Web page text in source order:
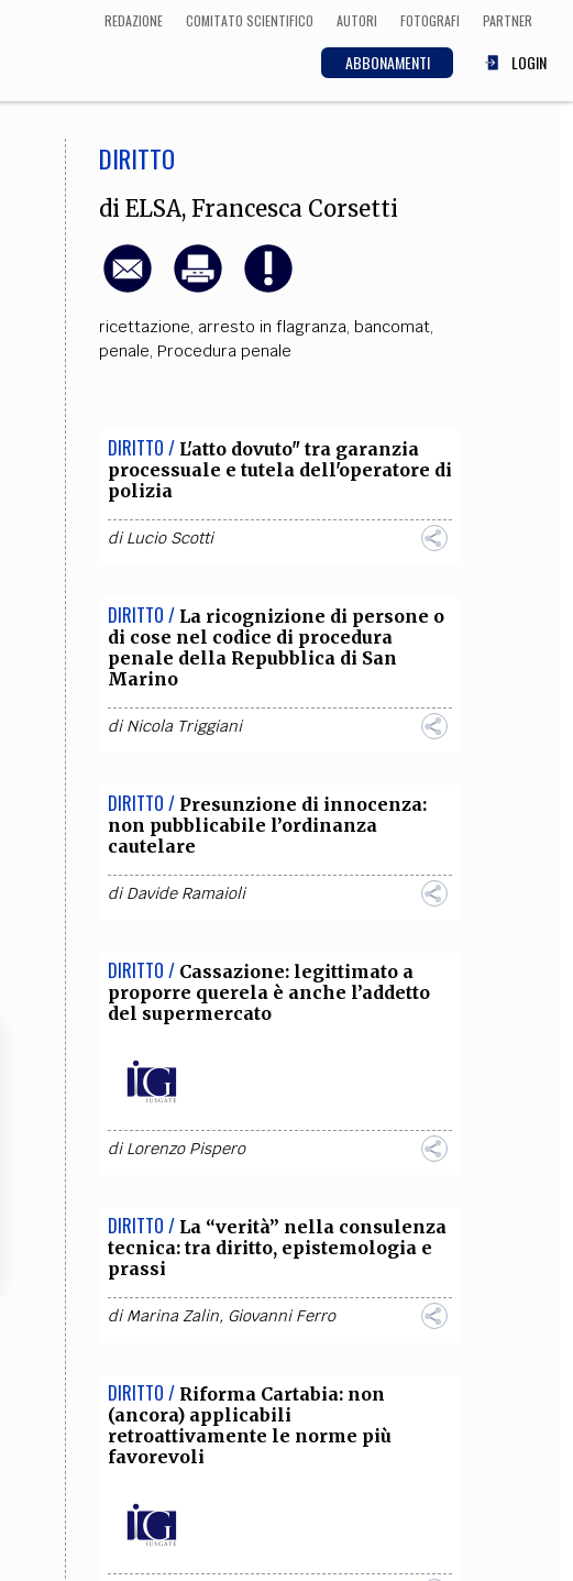
REDAZIONE COMITATO SCIENTIFICO AUTORI FOTOGRAFI PARTNER
ABBONAMENTI LOGIN
ECONOMIA
Matematica, Fisica,
Biologia, Cifrematica,
CULTURA
Arte, Cinema, Musica,
COLLABORA CON NOI
DIRITTO
di ELSA,Francesca Corsetti
ricettazione, arresto in flagranza, bancomat,
penale, Procedura penale
DIRITTO / L'atto dovuto" tra garanzia
processuale e tutela dell'operatore di
polizia
diLucio Scotti
DIRITTO / La ricognizione di persone o
di cose nel codice di procedura
penale della Repubblica di San
Marino
diNicola Triggiani
DIRITTO / Presunzione di innocenza:
non pubblicabile l’ordinanza
cautelare
diDavide Ramaioli
DIRITTO / Cassazione: legittimato a
proporre querela è anche l’addetto
del supermercato
diLorenzo Pispero
DIRITTO / La “verità” nella consulenza
tecnica: tra diritto, epistemologia e
prassi
diMarina Zalin, Giovanni Ferro
DIRITTO / Riforma Cartabia: non
(ancora) applicabili
retroattivamente le norme più
favorevoli